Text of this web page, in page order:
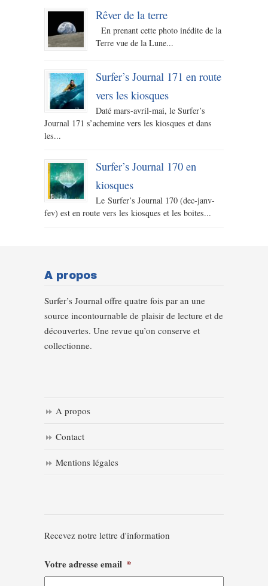
Rêver de la terre
En prenant cette photo inédite de la
Terre vue de la Lune...
Surfer’s Journal 171 en route
vers les kiosques
Daté mars-avril-mai, le Surfer’s
Journal 171 s’achemine vers les kiosques et dans
les...
Surfer’s Journal 170 en
kiosques
Le Surfer’s Journal 170 (dec-janv-
fev) est en route vers les kiosques et les boites...
A propos
Surfer’s Journal offre quatre fois par an une
source incontournable de plaisir de lecture et de
découvertes. Une revue qu’on conserve et
collectionne.
A propos
Contact
Mentions légales
Recevez notre lettre d'information
Votre adresse email *